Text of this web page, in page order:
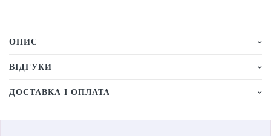
ОПИС
ВІДГУКИ
ДОСТАВКА І ОПЛАТА